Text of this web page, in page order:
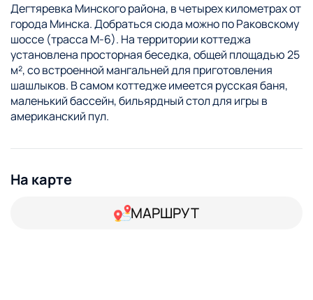
Дегтяревка Минского района, в четырех километрах от
города Минска. Добраться сюда можно по Раковскому
шоссе (трасса М-6). На территории коттеджа
установлена просторная беседка, общей площадью 25
м², со встроенной мангальней для приготовления
шашлыков. В самом коттедже имеется русская баня,
маленький бассейн, бильярдный стол для игры в
американский пул.
На карте
МАРШРУТ